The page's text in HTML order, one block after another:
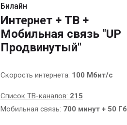
Билайн
Интернет + ТВ +
Мобильная связь "UP
Продвинутый"
Скорость интернета: 100 Мбит/с
Список ТВ-каналов: 215
Мобильная связь: 700 минут + 50 Гб